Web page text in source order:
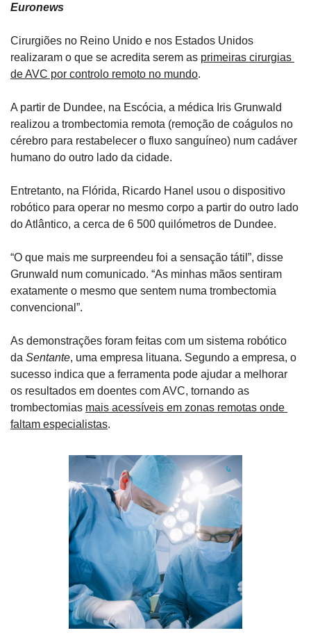
Euronews
Cirurgiões no Reino Unido e nos Estados Unidos
realizaram o que se acredita serem as primeiras cirurgias
de AVC por controlo remoto no mundo.
A partir de Dundee, na Escócia, a médica Iris Grunwald
realizou a trombectomia remota (remoção de coágulos no
cérebro para restabelecer o fluxo sanguíneo) num cadáver
humano do outro lado da cidade.
Entretanto, na Flórida, Ricardo Hanel usou o dispositivo
robótico para operar no mesmo corpo a partir do outro lado
do Atlântico, a cerca de 6 500 quilómetros de Dundee.
“O que mais me surpreendeu foi a sensação tátil”, disse
Grunwald num comunicado. “As minhas mãos sentiram
exatamente o mesmo que sentem numa trombectomia
convencional”.
As demonstrações foram feitas com um sistema robótico
da Sentante, uma empresa lituana. Segundo a empresa, o
sucesso indica que a ferramenta pode ajudar a melhorar
os resultados em doentes com AVC, tornando as
trombectomias mais acessíveis em zonas remotas onde
faltam especialistas.